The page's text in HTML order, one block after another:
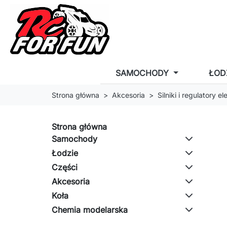
SAMOCHODY
Strona główna Akcesoria Silniki i regulatory
Strona główna
Samochody
Łodzie
Części
Akcesoria
Koła
Chemia modelarska